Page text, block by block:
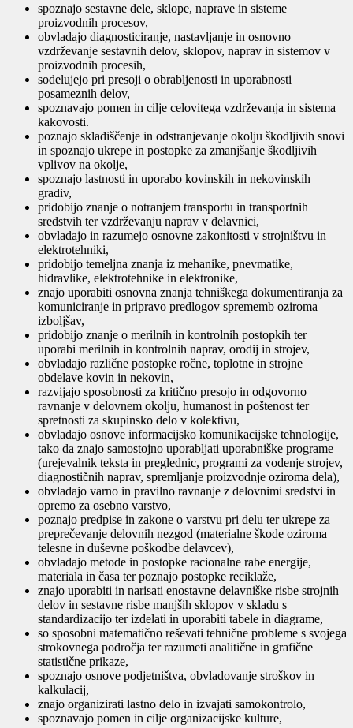
spoznajo sestavne dele, sklope, naprave in sisteme
proizvodnih procesov,
obvladajo diagnosticiranje, nastavljanje in osnovno
vzdrževanje sestavnih delov, sklopov, naprav in sistemov v
proizvodnih procesih,
sodelujejo pri presoji o obrabljenosti in uporabnosti
posameznih delov,
spoznavajo pomen in cilje celovitega vzdrževanja in sistema
kakovosti.
poznajo skladiščenje in odstranjevanje okolju škodljivih snovi
in spoznajo ukrepe in postopke za zmanjšanje škodljivih
vplivov na okolje,
spoznajo lastnosti in uporabo kovinskih in nekovinskih
gradiv,
pridobijo znanje o notranjem transportu in transportnih
sredstvih ter vzdrževanju naprav v delavnici,
obvladajo in razumejo osnovne zakonitosti v strojništvu in
elektrotehniki,
pridobijo temeljna znanja iz mehanike, pnevmatike,
hidravlike, elektrotehnike in elektronike,
znajo uporabiti osnovna znanja tehniškega dokumentiranja za
komuniciranje in pripravo predlogov sprememb oziroma
izboljšav,
pridobijo znanje o merilnih in kontrolnih postopkih ter
uporabi merilnih in kontrolnih naprav, orodij in strojev,
obvladajo različne postopke ročne, toplotne in strojne
obdelave kovin in nekovin,
razvijajo sposobnosti za kritično presojo in odgovorno
ravnanje v delovnem okolju, humanost in poštenost ter
spretnosti za skupinsko delo v kolektivu,
obvladajo osnove informacijsko komunikacijske tehnologije,
tako da znajo samostojno uporabljati uporabniške programe
(urejevalnik teksta in preglednic, programi za vodenje strojev,
diagnostičnih naprav, spremljanje proizvodnje oziroma dela),
obvladajo varno in pravilno ravnanje z delovnimi sredstvi in
opremo za osebno varstvo,
poznajo predpise in zakone o varstvu pri delu ter ukrepe za
preprečevanje delovnih nezgod (materialne škode oziroma
telesne in duševne poškodbe delavcev),
obvladajo metode in postopke racionalne rabe energije,
materiala in časa ter poznajo postopke reciklaže,
znajo uporabiti in narisati enostavne delavniške risbe strojnih
delov in sestavne risbe manjših sklopov v skladu s
standardizacijo ter izdelati in uporabiti tabele in diagrame,
so sposobni matematično reševati tehnične probleme s svojega
strokovnega področja ter razumeti analitične in grafične
statistične prikaze,
spoznajo osnove podjetništva, obvladovanje stroškov in
kalkulacij,
znajo organizirati lastno delo in izvajati samokontrolo,
spoznavajo pomen in cilje organizacijske kulture,